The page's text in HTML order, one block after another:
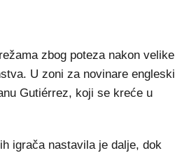
zbog poteza nakon velike
U zoni za novinare engleski
Gutiérrez, koji se kreće u
igrača nastavila je dalje, dok